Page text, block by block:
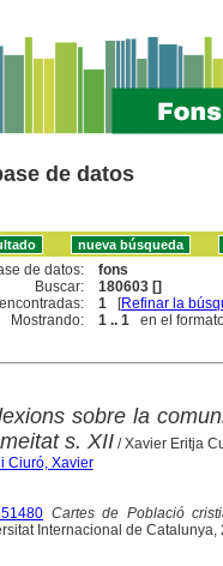
de datos
de datos:
fons
Buscar:
180603 []
1 [Refinar la
Mostrando:
1 .. 1 en el
sobre la
s. XII/ Xavier Eritja
Ciuró, Xavier
Cartes de Població
Internacional de Catalunya,